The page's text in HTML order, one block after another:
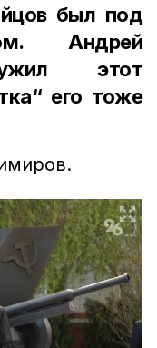
был под
Андрей
этот
его тоже